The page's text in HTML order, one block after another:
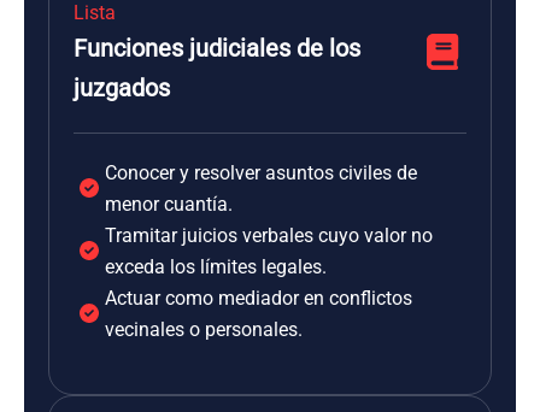
Lista
Funciones judiciales de los
juzgados
Conocer y resolver asuntos civiles de
menor cuantía.
Tramitar juicios verbales cuyo valor no
exceda los límites legales.
Actuar como mediador en conflictos
vecinales o personales.